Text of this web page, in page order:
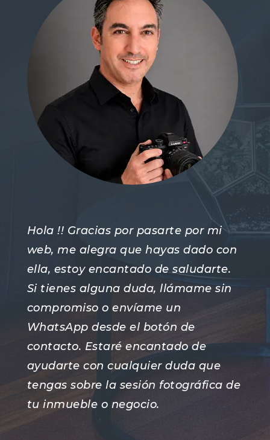
Hola !! Gracias por pasarte por mi
web, me alegra que hayas dado con
ella, estoy encantado de saludarte.
Si tienes alguna duda, llámame sin
compromiso o envíame un
WhatsApp desde el botón de
contacto. Estaré encantado de
ayudarte con cualquier duda que
tengas sobre la sesión fotográfica de
tu inmueble o negocio.